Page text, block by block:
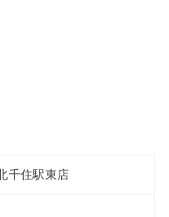
千住駅東店